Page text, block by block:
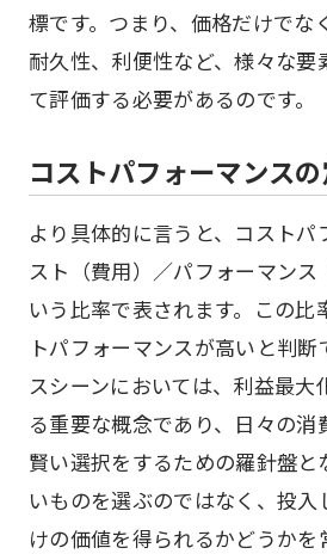
標です。つまり、価格だけでな
耐久性、利便性など、様々な要
て評価する必要があるのです。
コストパフォーマンス
より具体的に言うと、コストパ
スト（費用）／パフォーマンス
いう比率で表されます。この比
トパフォーマンスが高いと判断
スシーンにおいては、利益最大
る重要な概念であり、日々の消
賢い選択をするための羅針盤と
いものを選ぶのではなく、投
けの価値を得られるかどうか